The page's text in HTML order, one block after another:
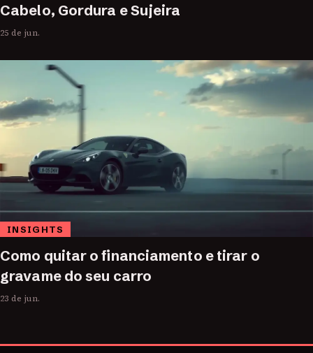
Cabelo, Gordura e Sujeira
25 de jun.
INSIGHTS
Como quitar o financiamento e tirar o
gravame do seu carro
23 de jun.